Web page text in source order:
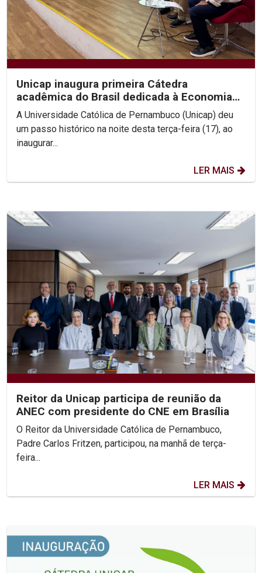
Unicap inaugura primeira Cátedra
acadêmica do Brasil dedicada à Economia
de Francisco e Clara
A Universidade Católica de Pernambuco (Unicap) deu
um passo histórico na noite desta terça-feira (17), ao
inaugurar...
LER MAIS
Reitor da Unicap participa de reunião da
ANEC com presidente do CNE em Brasília
O Reitor da Universidade Católica de Pernambuco,
Padre Carlos Fritzen, participou, na manhã de terça-
feira...
LER MAIS